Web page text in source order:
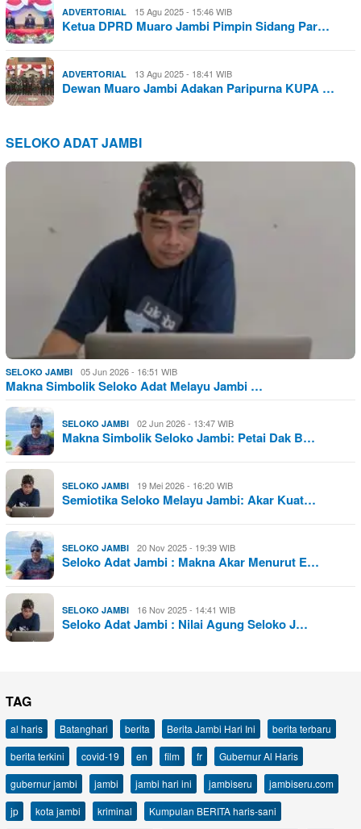
ADVERTORIAL 15 Agu 2025 - 15:46 WIB
Ketua DPRD Muaro Jambi Pimpin Sidang Par…
ADVERTORIAL 13 Agu 2025 - 18:41 WIB
Dewan Muaro Jambi Adakan Paripurna KUPA …
SELOKO ADAT JAMBI
SELOKO JAMBI 05 Jun 2026 - 16:51 WIB
Makna Simbolik Seloko Adat Melayu Jambi …
SELOKO JAMBI 02 Jun 2026 - 13:47 WIB
Makna Simbolik Seloko Jambi: Petai Dak B…
SELOKO JAMBI 19 Mei 2026 - 16:20 WIB
Semiotika Seloko Melayu Jambi: Akar Kuat…
SELOKO JAMBI 20 Nov 2025 - 19:39 WIB
Seloko Adat Jambi : Makna Akar Menurut E…
SELOKO JAMBI 16 Nov 2025 - 14:41 WIB
Seloko Adat Jambi : Nilai Agung Seloko J…
TAG
al haris Batanghari berita Berita Jambi Hari Ini
berita terbaru
berita terkini
covid-19 en film fr
Gubernur Al Haris
gubernur jambi
jambi jambi hari ini jambiseru
jambiseru.com
jp
kota jambi kriminal
Kumpulan BERITA haris-sani